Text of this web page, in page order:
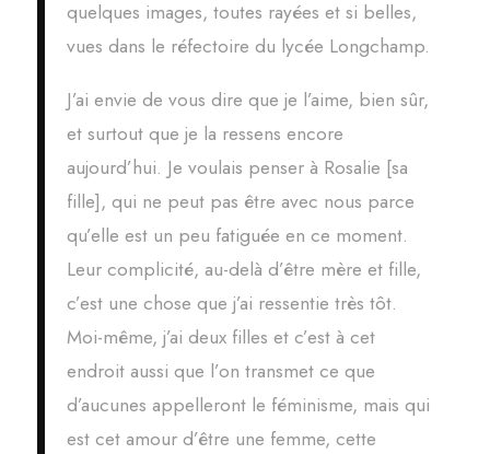
quelques images, toutes rayées et si belles,
vues dans le réfectoire du lycée Longchamp.
J’ai envie de vous dire que je l’aime, bien sûr,
et surtout que je la ressens encore
aujourd’hui. Je voulais penser à Rosalie [sa
fille], qui ne peut pas être avec nous parce
qu’elle est un peu fatiguée en ce moment.
Leur complicité, au-delà d’être mère et fille,
c’est une chose que j’ai ressentie très tôt.
Moi-même, j’ai deux filles et c’est à cet
endroit aussi que l’on transmet ce que
d’aucunes appelleront le féminisme, mais qui
est cet amour d’être une femme, cette